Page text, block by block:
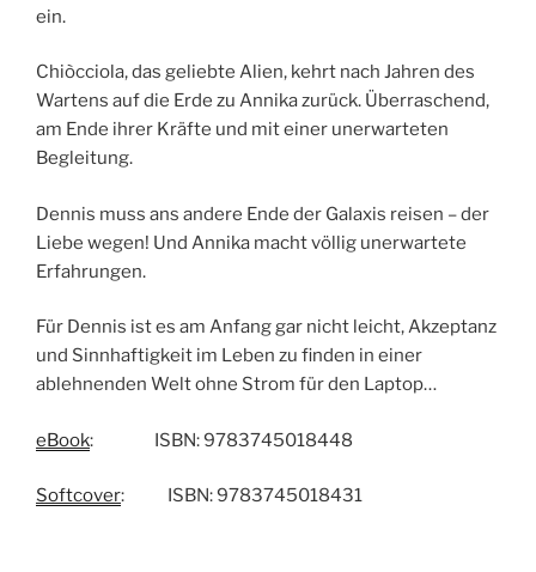
ein.
Chiòcciola, das geliebte Alien, kehrt nach Jahren des
Wartens auf die Erde zu Annika zurück. Überraschend,
am Ende ihrer Kräfte und mit einer unerwarteten
Begleitung.
Dennis muss ans andere Ende der Galaxis reisen – der
Liebe wegen! Und Annika macht völlig unerwartete
Erfahrungen.
Für Dennis ist es am Anfang gar nicht leicht, Akzeptanz
und Sinnhaftigkeit im Leben zu finden in einer
ablehnenden Welt ohne Strom für den Laptop…
eBook: ISBN: 9783745018448
Softcover: ISBN: 9783745018431